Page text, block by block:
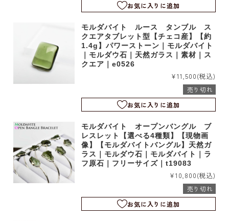
お気に入りに追加
モルダバイト ルース タンブル ス
クエアタブレット型【チェコ産】【約
1.4g】パワーストーン｜モルダバイト
｜モルダウ石｜天然ガラス｜素材｜ス
クエア｜e0526
¥11,500(税込)
売り切れ
お気に入りに追加
モルダバイト オープンバングル ブ
レスレット【選べる4種類】【現物画
像】【モルダバイトバングル】天然ガ
ラス｜モルダウ石｜モルダバイト｜ラ
フ原石｜フリーサイズ｜t19083
¥10,800(税込)
売り切れ
お気に入りに追加